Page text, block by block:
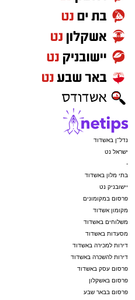
נדל"ן באשדוד
ישראל נט
-
בתי מלון באשדוד
יישובניק נט
פרסום במקומונים
מקומון אשדוד
משלוחים באשדוד
מסעדות באשדוד
דירות למכירה באשדוד
דירות להשכרה באשדוד
פרסום עסק באשדוד
פרסום באשקלון
פרסום בבאר שבע